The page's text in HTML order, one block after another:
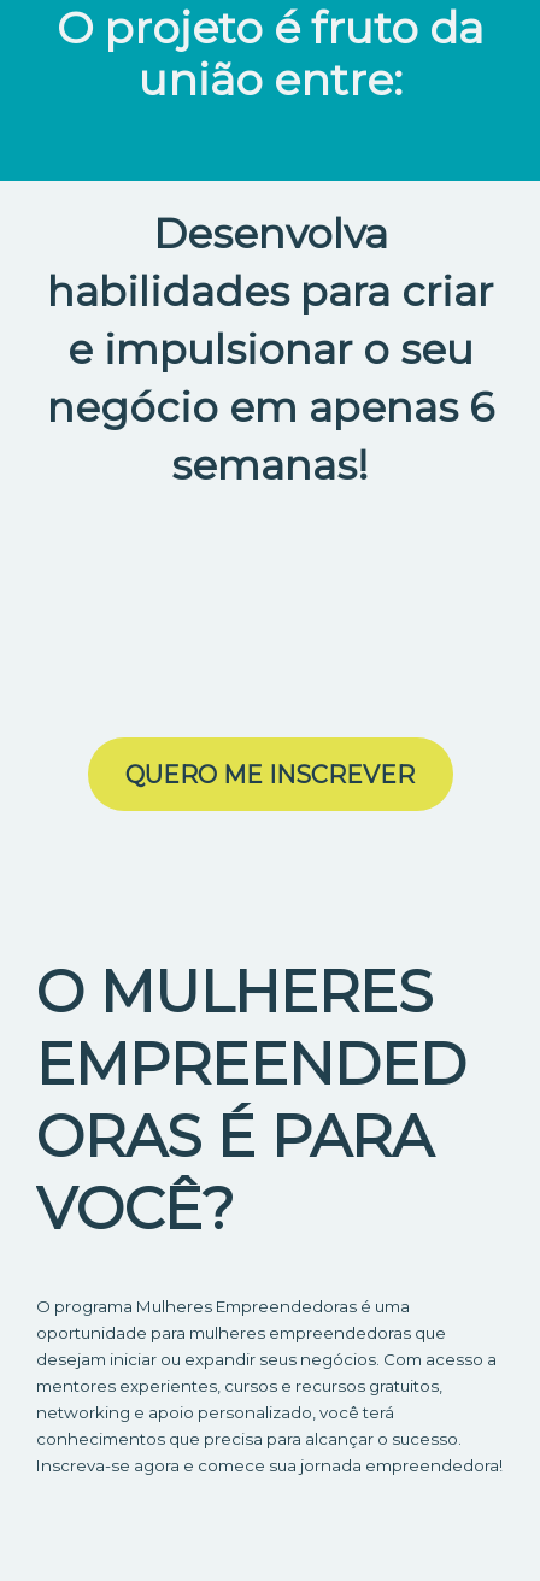
O projeto é fruto da
união entre:
Desenvolva
habilidades para criar
e impulsionar o seu
negócio em apenas 6
semanas!
QUERO ME INSCREVER
O MULHERES
EMPREENDED
ORAS É PARA
VOCÊ?
O programa Mulheres Empreendedoras é uma
oportunidade para mulheres empreendedoras que
desejam iniciar ou expandir seus negócios. Com acesso a
mentores experientes, cursos e recursos gratuitos,
networking e apoio personalizado, você terá
conhecimentos que precisa para alcançar o sucesso.
Inscreva-se agora e comece sua jornada empreendedora!